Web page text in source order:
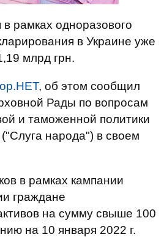
рамках одноразового
в Украине уже
млрд грн.
, об этом сообщил
Рады по вопросам
и таможенной политики
народа") в своем
в рамках кампании
граждане
на сумму свыше 100
на 10 января 2022 г.